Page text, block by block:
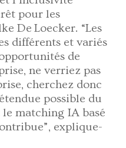
pour les
De Loecker. “Les
différents et variés
de
ne verriez pas
cherchez donc
possible du
matching IA basé
explique-